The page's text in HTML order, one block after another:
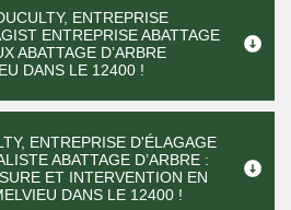
ENTREPRISE
ENTREPRISE ABATTAGE
ABATTAGE D’ARBRE
DANS LE 12400 !
ENTREPRISE D'ÉLAGAGE
ABATTAGE D’ARBRE :
ET INTERVENTION EN
DANS LE 12400 !